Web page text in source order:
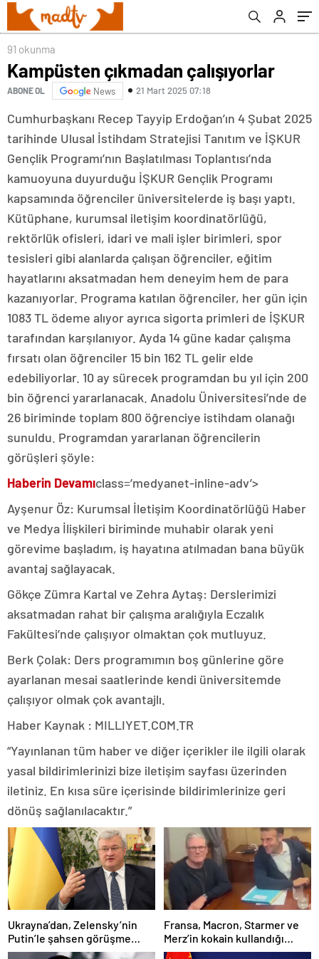
91 okunma
Kampüsten çıkmadan çalışıyorlar
ABONE OL News 21 Mart 2025 07:18
Cumhurbaşkanı Recep Tayyip Erdoğan’ın 4 Şubat 2025
tarihinde Ulusal İstihdam Stratejisi Tanıtım ve İŞKUR
Gençlik Programı’nın Başlatılması Toplantısı’nda
kamuoyuna duyurduğu İŞKUR Gençlik Programı
kapsamında öğrenciler üniversitelerde iş başı yaptı.
Kütüphane, kurumsal iletişim koordinatörlüğü,
rektörlük ofisleri, idari ve mali işler birimleri, spor
tesisleri gibi alanlarda çalışan öğrenciler, eğitim
hayatlarını aksatmadan hem deneyim hem de para
kazanıyorlar. Programa katılan öğrenciler, her gün için
1083 TL ödeme alıyor ayrıca sigorta primleri de İŞKUR
tarafından karşılanıyor. Ayda 14 güne kadar çalışma
fırsatı olan öğrenciler 15 bin 162 TL gelir elde
edebiliyorlar. 10 ay sürecek programdan bu yıl için 200
bin öğrenci yararlanacak. Anadolu Üniversitesi’nde de
26 biriminde toplam 800 öğrenciye istihdam olanağı
sunuldu. Programdan yararlanan öğrencilerin
görüşleri şöyle:
Haberin Devamıclass=’medyanet-inline-adv’>
Ayşenur Öz: Kurumsal İletişim Koordinatörlüğü Haber
ve Medya İlişkileri biriminde muhabir olarak yeni
görevime başladım, iş hayatına atılmadan bana büyük
avantaj sağlayacak.
Gökçe Zümra Kartal ve Zehra Aytaş: Derslerimizi
aksatmadan rahat bir çalışma aralığıyla Eczalık
Fakültesi’nde çalışıyor olmaktan çok mutluyuz.
Berk Çolak: Ders programımın boş günlerine göre
ayarlanan mesai saatlerinde kendi üniversitemde
çalışıyor olmak çok avantajlı.
Haber Kaynak : MILLIYET.COM.TR
“Yayınlanan tüm haber ve diğer içerikler ile ilgili olarak
yasal bildirimlerinizi bize iletişim sayfası üzerinden
iletiniz. En kısa süre içerisinde bildirimlerinize geri
dönüş sağlanılacaktır.”
Ukrayna’dan, Zelensky’nin
Putin’le şahsen görüşme
talebine ilişkin açıklama
Fransa, Macron, Starmer ve
Merz’in kokain kullandığı
iddiasını yalanladı